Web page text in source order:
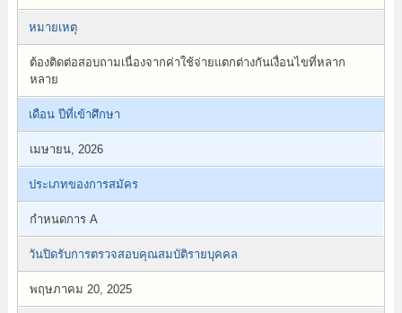
หมายเหตุ
ต้องติดต่อสอบถามเนื่องจากค่าใช้จ่ายแตกต่างกันเงื่อนไขที่หลาก
หลาย
เดือน ปีที่เข้าศึกษา
เมษายน, 2026
ประเภทของการสมัคร
กำหนดการ A
วันปิดรับการตรวจสอบคุณสมบัติรายบุคคล
พฤษภาคม 20, 2025